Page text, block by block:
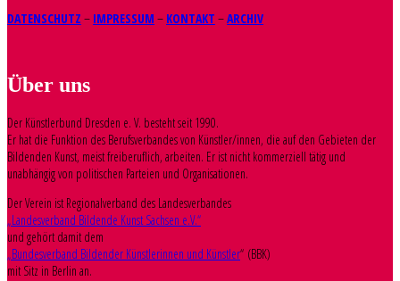
DATENSCHUTZ – IMPRESSUM – KONTAKT –ARCHIV
Über uns
Der Künstlerbund Dresden e. V. besteht seit 1990.
Er hat die Funktion des Berufsverbandes von Künstler/innen, die auf den Gebieten der
Bildenden Kunst, meist freiberuflich, arbeiten. Er ist nicht kommerziell tätig und
unabhängig von politischen Parteien und Organisationen.
Der Verein ist Regionalverband des Landesverbandes
„Landesverband Bildende Kunst Sachsen e.V.“
und gehört damit dem
„Bundesverband Bildender Künstlerinnen und Künstler“ (BBK)
mit Sitz in Berlin an.